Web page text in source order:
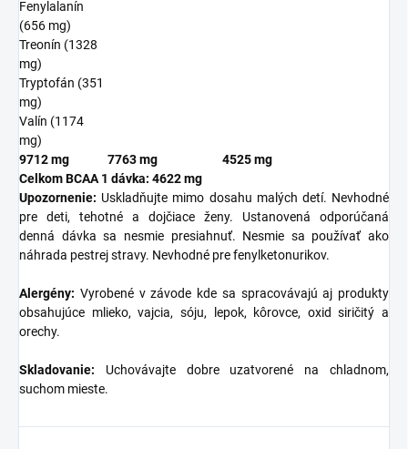
Fenylalanín
(656 mg)
Treonín (1328
mg)
Tryptofán (351
mg)
Valín (1174
mg)
9712 mg
7763 mg
4525 mg
Celkom BCAA 1 dávka: 4622 mg
Upozornenie: Uskladňujte mimo dosahu malých detí. Nevhodné
pre deti, tehotné a dojčiace ženy. Ustanovená odporúčaná
denná dávka sa nesmie presiahnuť. Nesmie sa používať ako
náhrada pestrej stravy. Nevhodné pre fenylketonurikov.
Alergény: Vyrobené v závode kde sa spracovávajú aj produkty
obsahujúce mlieko, vajcia, sóju, lepok, kôrovce, oxid siričitý a
orechy.
Skladovanie: Uchovávajte dobre uzatvorené na chladnom,
suchom mieste.